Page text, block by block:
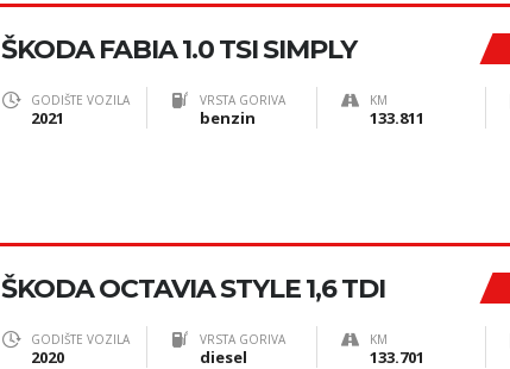
ŠKODA FABIA 1.0 TSI SIMPLY
GODIŠTE VOZILA
2021
VRSTA GORIVA
benzin
KM
133.811
ŠKODA OCTAVIA STYLE 1,6 TDI
GODIŠTE VOZILA
2020
VRSTA GORIVA
diesel
KM
133.701